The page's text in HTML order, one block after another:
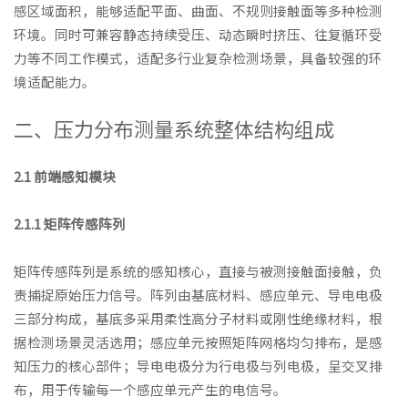
感区域面积，能够适配平面、曲面、不规则接触面等多种检测
环境。同时可兼容静态持续受压、动态瞬时挤压、往复循环受
力等不同工作模式，适配多行业复杂检测场景，具备较强的环
境适配能力。
二、压力分布测量系统整体结构组成
2.1 前端感知模块
2.1.1 矩阵传感阵列
矩阵传感阵列是系统的感知核心，直接与被测接触面接触，负
责捕捉原始压力信号。阵列由基底材料、感应单元、导电电极
三部分构成，基底多采用柔性高分子材料或刚性绝缘材料，根
据检测场景灵活选用；感应单元按照矩阵网格均匀排布，是感
知压力的核心部件；导电电极分为行电极与列电极，呈交叉排
布，用于传输每一个感应单元产生的电信号。